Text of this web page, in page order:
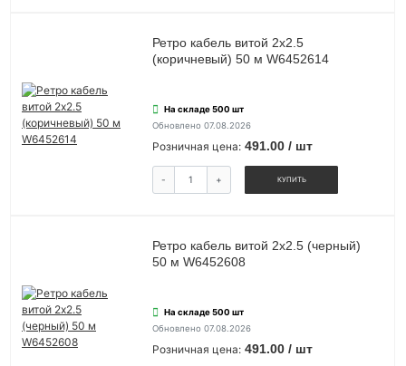
Ретро кабель витой 2х2.5
(коричневый) 50 м W6452614
На складе 500 шт
Обновлено 07.08.2026
Розничная цена: 491.00 / шт
- + КУПИТЬ
Ретро кабель витой 2х2.5 (черный)
50 м W6452608
На складе 500 шт
Обновлено 07.08.2026
Розничная цена: 491.00 / шт